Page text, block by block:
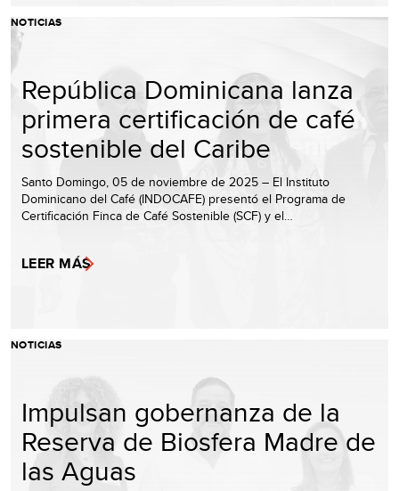
NOTICIAS
República Dominicana lanza
primera certificación de café
sostenible del Caribe
Santo Domingo, 05 de noviembre de 2025 – El Instituto
Dominicano del Café (INDOCAFE) presentó el Programa de
Certificación Finca de Café Sostenible (SCF) y el…
LEER MÁS
NOTICIAS
Impulsan gobernanza de la
Reserva de Biosfera Madre de
las Aguas